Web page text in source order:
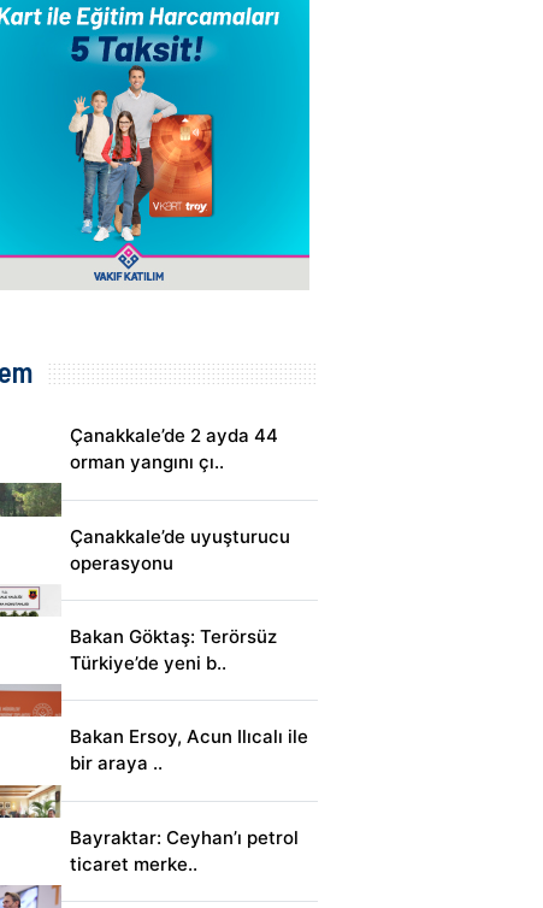
Çanakkale’de 2 ayda 44
orman yangını çı..
Çanakkale’de uyuşturucu
operasyonu
Bakan Göktaş: Terörsüz
Türkiye’de yeni b..
Bakan Ersoy, Acun Ilıcalı ile
bir araya ..
Bayraktar: Ceyhan’ı petrol
ticaret merke..